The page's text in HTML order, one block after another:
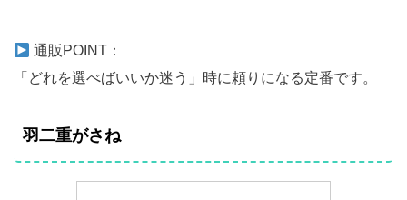
通販POINT：
「どれを選べばいいか迷う」時に頼りになる定番です。
羽二重がさね